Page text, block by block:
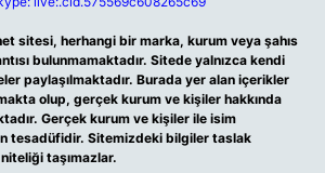
sitesi, herhangi bir marka, kurum veya şahıs
bulunmamaktadır. Sitede yalnızca kendi
paylaşılmaktadır. Burada yer alan içerikler
olup, gerçek kurum ve kişiler hakkında
Gerçek kurum ve kişiler ile isim
tesadüfidir. Sitemizdeki bilgiler taslak
taşımazlar.